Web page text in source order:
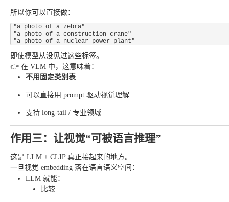
所以你可以直接做：
"a photo of a zebra"
"a photo of a construction crane"
即使模型从没见过这些标签。
👉 在 VLM 中，这意味着：
不用固定类别表
可以直接用 prompt 驱动视觉理解
支持 long-tail / 专业领域
作用三：让视觉“可被语言推理”
这是 LLM + CLIP 真正接起来的地方。
一旦视觉 embedding 落在语言语义空间：
LLM 就能：
比较